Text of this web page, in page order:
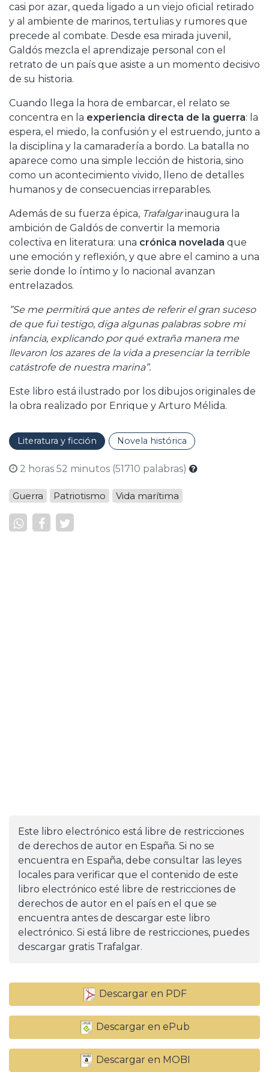
casi por azar, queda ligado a un viejo oficial retirado
y al ambiente de marinos, tertulias y rumores que
precede al combate. Desde esa mirada juvenil,
Galdós mezcla el aprendizaje personal con el
retrato de un país que asiste a un momento decisivo
de su historia.
Cuando llega la hora de embarcar, el relato se
concentra en la experiencia directa de la guerra: la
espera, el miedo, la confusión y el estruendo, junto a
la disciplina y la camaradería a bordo. La batalla no
aparece como una simple lección de historia, sino
como un acontecimiento vivido, lleno de detalles
humanos y de consecuencias irreparables.
Además de su fuerza épica, Trafalgarinaugura la
ambición de Galdós de convertir la memoria
colectiva en literatura: una crónica novelada que
une emoción y reflexión, y que abre el camino a una
serie donde lo íntimo y lo nacional avanzan
entrelazados.
”Se me permitirá que antes de referir el gran suceso
de que fui testigo, diga algunas palabras sobre mi
infancia, explicando por qué extraña manera me
llevaron los azares de la vida a presenciar la terrible
catástrofe de nuestra marina”.
Este libro está ilustrado por los dibujos originales de
la obra realizado por Enrique y Arturo Mélida.
Literatura y ficción Novela histórica
2 horas 52 minutos (51710 palabras)
Guerra Patriotismo Vida marítima
Este libro electrónico está libre de restricciones
de derechos de autor en España. Si no se
encuentra en España, debe consultar las leyes
locales para verificar que el contenido de este
libro electrónico esté libre de restricciones de
derechos de autor en el país en el que se
encuentra antes de descargar este libro
electrónico. Si está libre de restricciones, puedes
descargar gratis Trafalgar.
Descargar en PDF
Descargar en ePub
Descargar en MOBI